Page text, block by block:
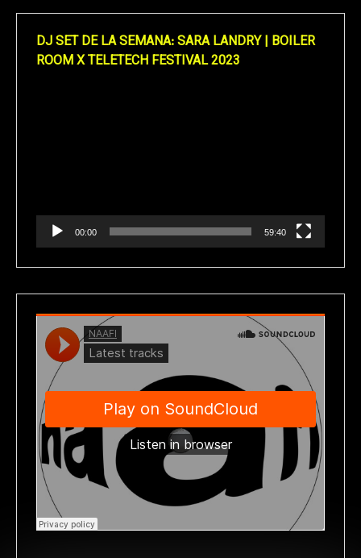
DJ SET DE LA SEMANA: SARA LANDRY | BOILER
ROOM X TELETECH FESTIVAL 2023
00:00 59:40